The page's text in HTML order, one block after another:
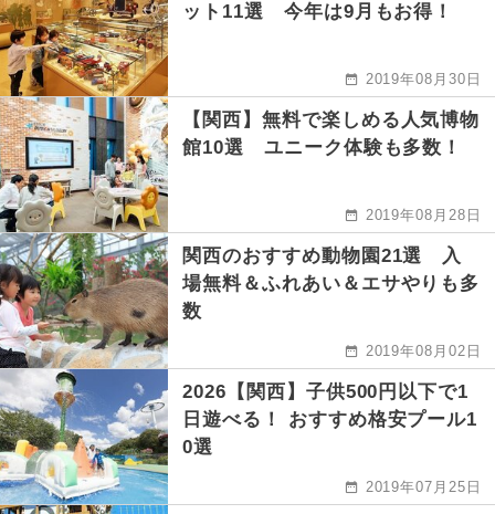
ット11選 今年は9月もお得！
2019年08月30日
【関西】無料で楽しめる人気博物
館10選 ユニーク体験も多数！
2019年08月28日
関西のおすすめ動物園21選 入
場無料＆ふれあい＆エサやりも多
数
2019年08月02日
2026【関西】子供500円以下で1
日遊べる！ おすすめ格安プール1
0選
2019年07月25日